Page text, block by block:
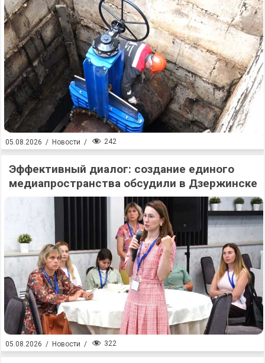
05.08.2026 / Новости / 242
Эффективный диалог: создание единого
медиапространства обсудили в Дзержинске
05.08.2026 / Новости / 322